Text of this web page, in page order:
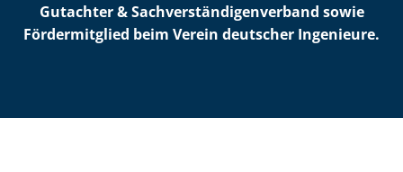
Gutachter & Sach­ver­stän­di­gen­ver­band sowie
Fördermitglied beim Verein deutscher Ingenieure.